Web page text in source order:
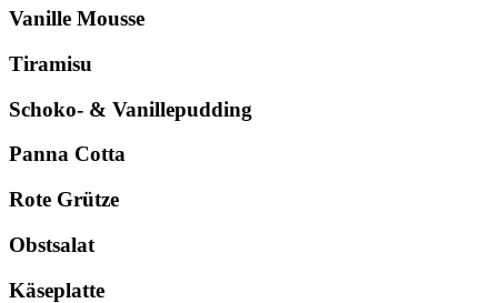
Vanille Mousse
Tiramisu
Schoko- & Vanillepudding
Panna Cotta
Rote Grütze
Obstsalat
Käseplatte